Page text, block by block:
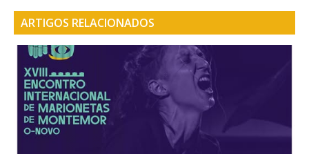
ARTIGOS RELACIONADOS